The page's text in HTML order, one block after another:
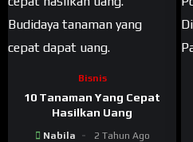
Bisnis
10 Tanaman Yang Cepat
Hasilkan Uang
Nabila 2 Tahun Ago